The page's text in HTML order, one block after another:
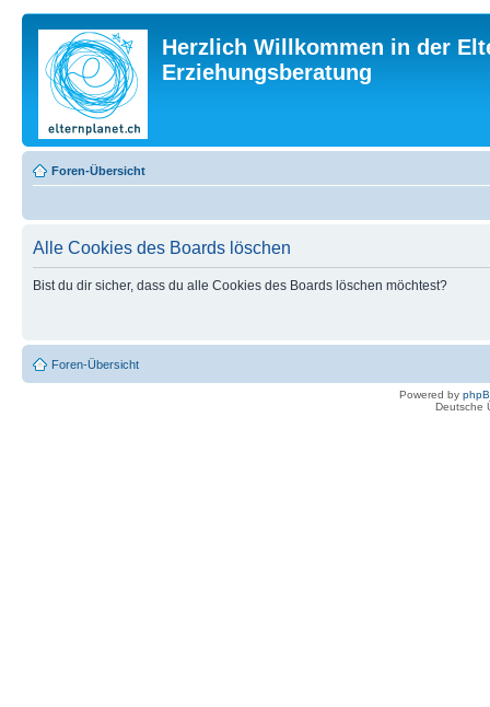
Herzlich Willkommen in der
Erziehungsberatung
Foren-Übersicht
Alle Cookies des Boards löschen
Bist du dir sicher, dass du alle Cookies des Boards löschen möchtest?
Foren-Übersicht
Powered by
Deutsche